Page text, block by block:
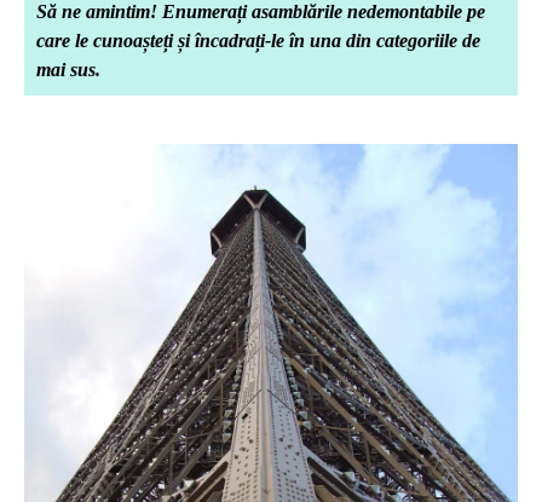
Să ne amintim! Enumerați asamblările nedemontabile pe
care le cunoașteți și încadrați-le în una din categoriile de
mai sus.